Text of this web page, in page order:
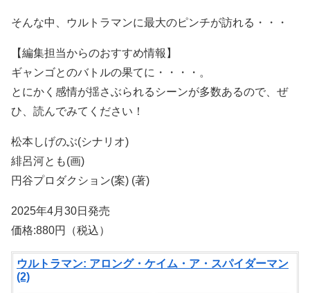
そんな中、ウルトラマンに最大のピンチが訪れる・・・
【編集担当からのおすすめ情報】
ギャンゴとのバトルの果てに・・・・。
とにかく感情が揺さぶられるシーンが多数あるので、ぜ
ひ、読んでみてください！
松本しげのぶ(シナリオ)
緋呂河とも(画)
円谷プロダクション(案) (著)
2025年4月30日発売
価格:880円（税込）
ウルトラマン: アロング・ケイム・ア・スパイダーマン
(2)